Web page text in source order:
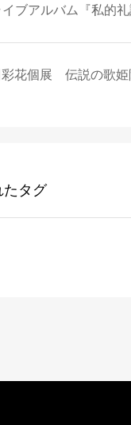
ブアルバム『私的
彩花個展 伝説の歌
たタグ